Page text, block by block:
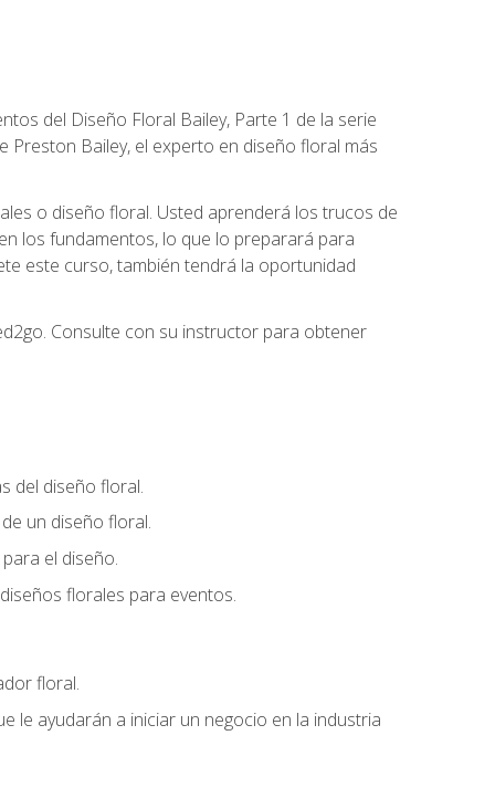
del Diseño Floral Bailey, Parte 1 de la serie
Bailey, el experto en diseño floral más
o diseño floral. Usted aprenderá los trucos de
los fundamentos, lo que lo preparará para
este curso, también tendrá la oportunidad
Consulte con su instructor para obtener
del diseño floral.
un diseño floral.
el diseño.
florales para eventos.
floral.
le ayudarán a iniciar un negocio en la industria